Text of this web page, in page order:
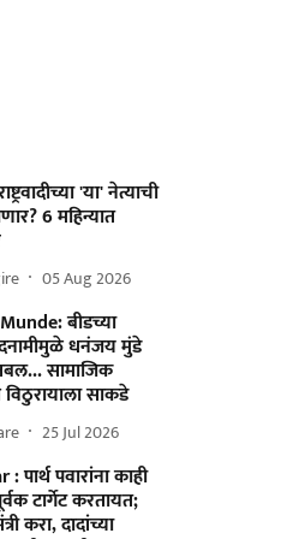
'या' नेत्याची
6 महिन्यात
05 Aug 2026
बीडच्या
धनंजय मुंडे
सामाजिक
साकडे
25 Jul 2026
पार्थ पवारांना काही
टार्गेट करतायत;
करा, दादांच्या